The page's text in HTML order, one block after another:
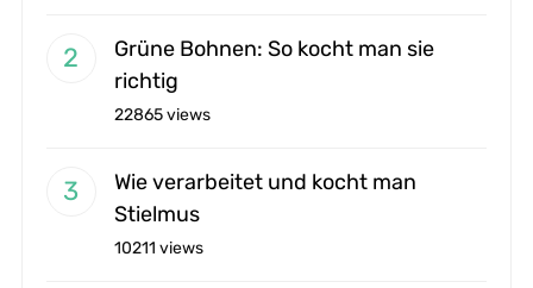
Grüne Bohnen: So kocht man sie
richtig
22865 views
Wie verarbeitet und kocht man
Stielmus
10211 views